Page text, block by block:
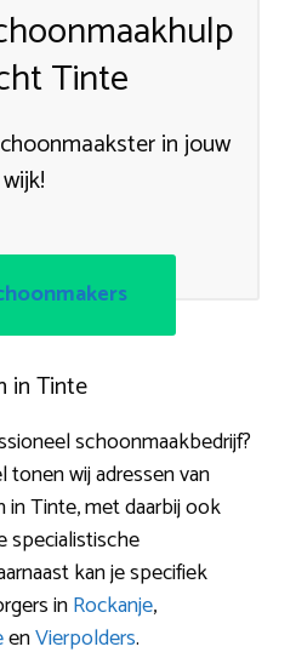
Tinte
in jouw
wijk!
in Tinte
schoonmaakbedrijf?
wij adressen van
Tinte, met daarbij ook
specialistische
kan je specifiek
inRockanje,
enVierpolders.